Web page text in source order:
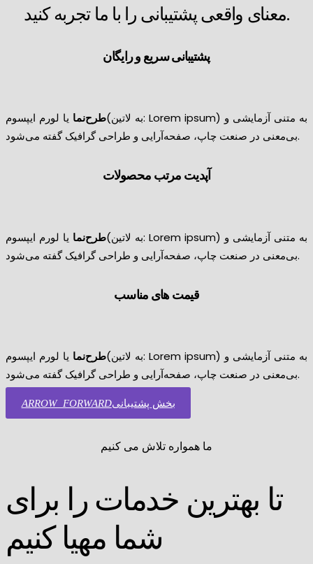
معنای واقعی پشتیبانی را با ما تجربه کنید.
پشتیبانی سریع و رایگان
طرح‌نما یا لورم ایپسوم(به لاتین: Lorem ipsum) به متنی آزمایشی و
بی‌معنی در صنعت چاپ، صفحه‌آرایی و طراحی گرافیک گفته می‌شود.
آپدیت مرتب محصولات
طرح‌نما یا لورم ایپسوم(به لاتین: Lorem ipsum) به متنی آزمایشی و
بی‌معنی در صنعت چاپ، صفحه‌آرایی و طراحی گرافیک گفته می‌شود.
قیمت های مناسب
طرح‌نما یا لورم ایپسوم(به لاتین: Lorem ipsum) به متنی آزمایشی و
بی‌معنی در صنعت چاپ، صفحه‌آرایی و طراحی گرافیک گفته می‌شود.
ARROW_FORWARDبخش پشتیبانی
ما همواره تلاش می کنیم
تا بهترین خدمات را برای
شما مهیا کنیم